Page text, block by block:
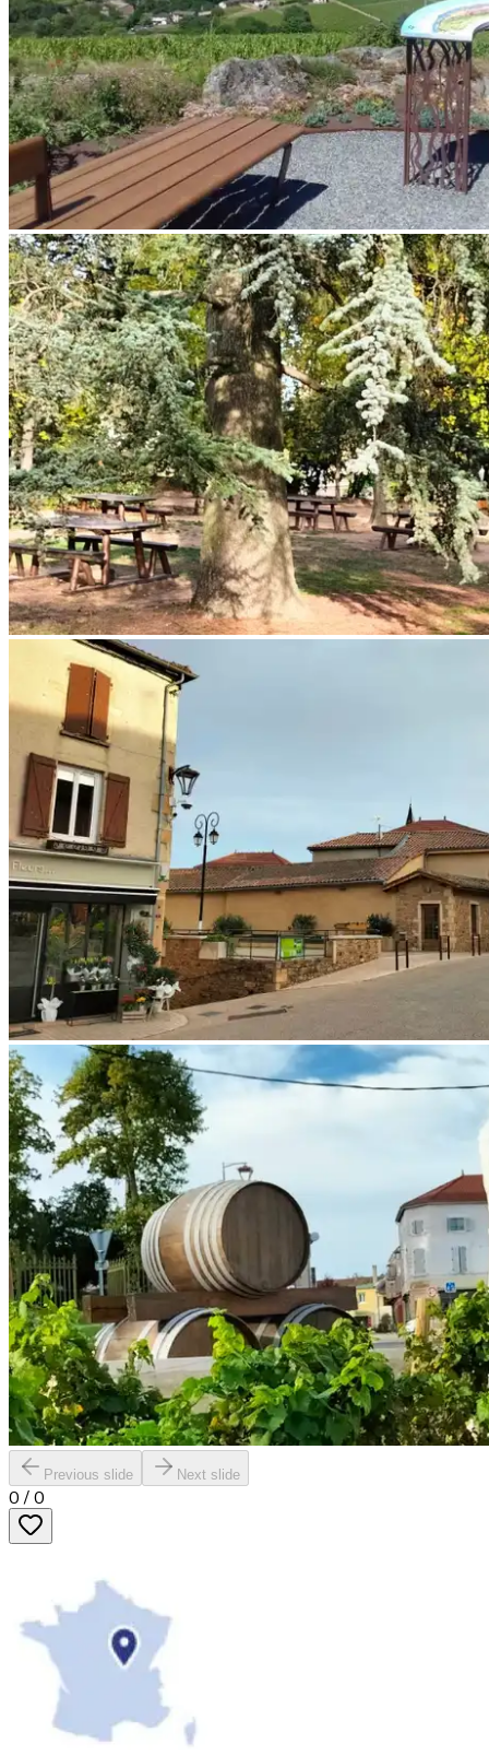
Previous slide Next slide
0 / 0